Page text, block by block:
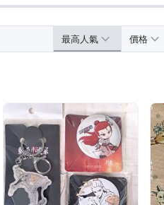
最高人氣 價格